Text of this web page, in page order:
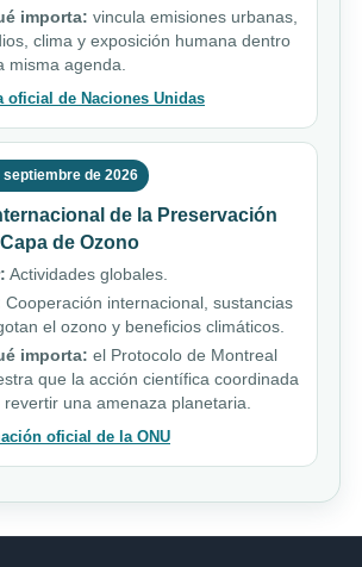
importa: vincula emisiones urbanas,
clima y exposición humana dentro
misma agenda.
oficial de Naciones Unidas
septiembre de 2026
de la Preservación
de Ozono
Actividades globales.
Cooperación internacional, sustancias
el ozono y beneficios climáticos.
importa: el Protocolo de Montreal
que la acción científica coordinada
revertir una amenaza planetaria.
oficial de la ONU